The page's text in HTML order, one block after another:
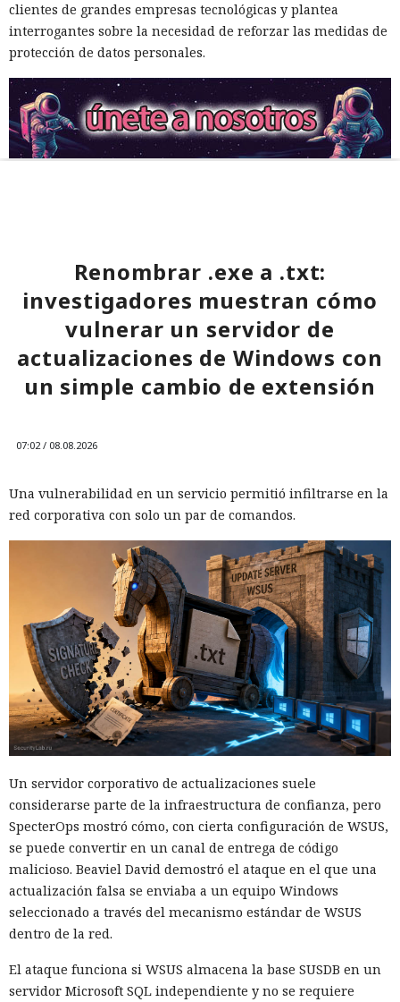
clientes de grandes empresas tecnológicas y plantea
interrogantes sobre la necesidad de reforzar las medidas de
protección de datos personales.
Renombrar .exe a .txt:
investigadores muestran cómo
vulnerar un servidor de
actualizaciones de Windows con
un simple cambio de extensión
07:02 / 08.08.2026
Una vulnerabilidad en un servicio permitió infiltrarse en la
red corporativa con solo un par de comandos.
Un servidor corporativo de actualizaciones suele
considerarse parte de la infraestructura de confianza, pero
SpecterOps mostró cómo, con cierta configuración de WSUS,
se puede convertir en un canal de entrega de código
malicioso. Beaviel David demostró el ataque en el que una
actualización falsa se enviaba a un equipo Windows
seleccionado a través del mecanismo estándar de WSUS
dentro de la red.
El ataque funciona si WSUS almacena la base SUSDB en un
servidor Microsoft SQL independiente y no se requiere